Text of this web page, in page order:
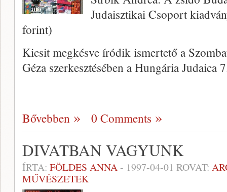
Judaisztikai Csoport
forint)
Kicsit megkésve íródik ismertető a
Géza szerkesztésében a Hungária Judaica
Bővebben 0 Comments
DIVATBAN VAGYUNK
ÍRTA: FÖLDES ANNA- 1997-04-01 ROVAT:
MŰVÉSZETEK